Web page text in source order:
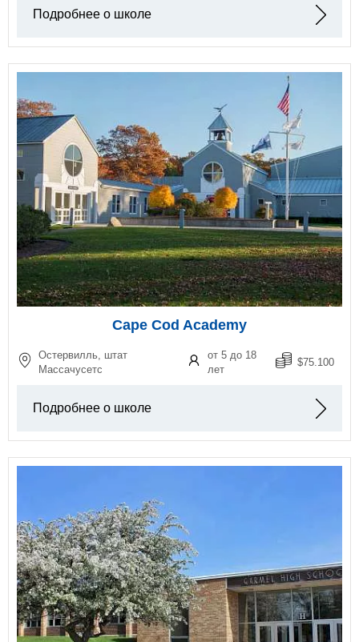
Подробнее о школе
Cape Cod Academy
Остервилль, штат
Массачусетс
от 5 до 18
лет
$75.100
Подробнее о школе